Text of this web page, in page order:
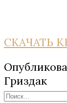
СКАЧАТЬ
Гриздак
Найти: